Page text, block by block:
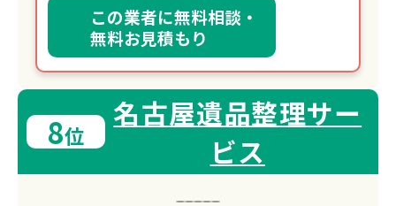
この業者に無料相談・
無料お見積もり
8位
名古屋遺品整理サー
ビス